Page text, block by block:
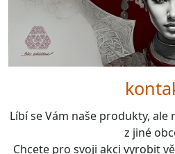
Líbí se Vám naše produkty,
z jiné
Chcete pro svoji akci vyrobit